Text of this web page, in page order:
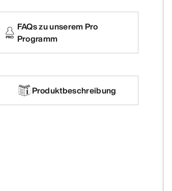
FAQs zu unserem Pro
Programm
Produktbeschreibung